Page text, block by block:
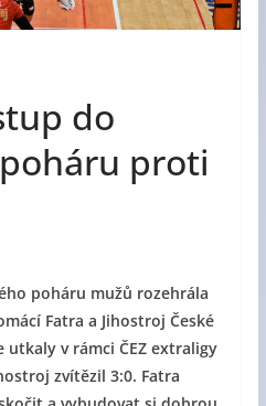
do
proti
poháru mužů rozehrála
Fatra a Jihostroj České
utkaly v rámci ČEZ extraligy
zvítězil 3:0. Fatra